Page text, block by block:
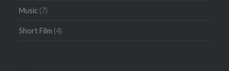
Music (7)
Short Film (4)